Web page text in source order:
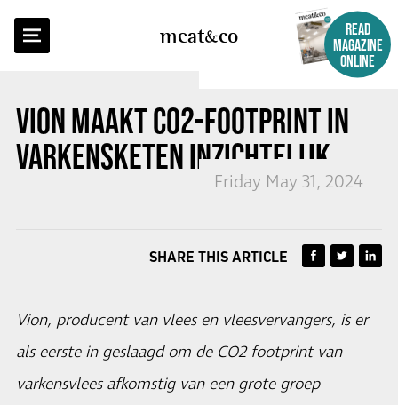
meatco
READ
MAGAZINE
ONLINE
VION MAAKT CO2-FOOTPRINT IN
VARKENSKETEN INZICHTELIJK
Friday May 31, 2024
BACK TO OVERVIEW
SHARE THIS ARTICLE
Vion, producent van vlees en vleesvervangers, is er
als eerste in geslaagd om de CO2-footprint van
varkensvlees afkomstig van een grote groep